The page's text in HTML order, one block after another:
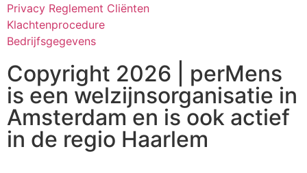
Privacy Reglement Cliënten
Klachtenprocedure
Bedrijfsgegevens
Copyright 2026 | perMens
is een welzijnsorganisatie in
Amsterdam en is ook actief
in de regio Haarlem